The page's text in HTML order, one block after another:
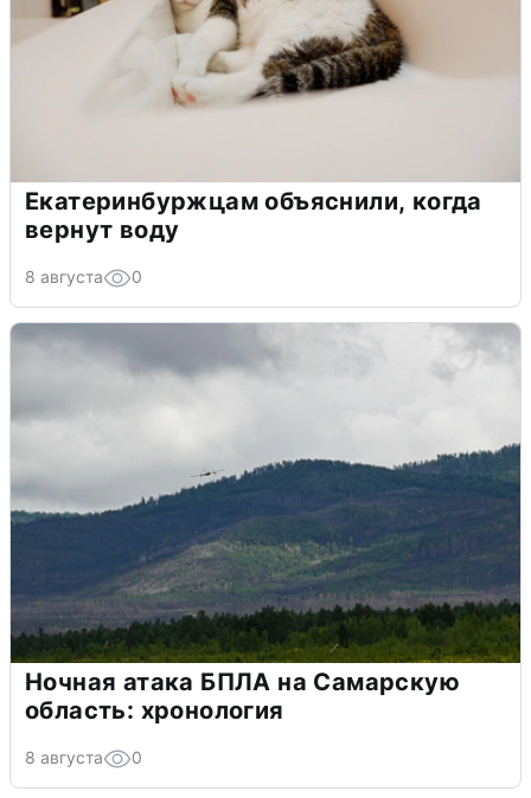
Екатеринбуржцам объяснили, когда
вернут воду
8 августа 0
Ночная атака БПЛА на Самарскую
область: хронология
8 августа 0